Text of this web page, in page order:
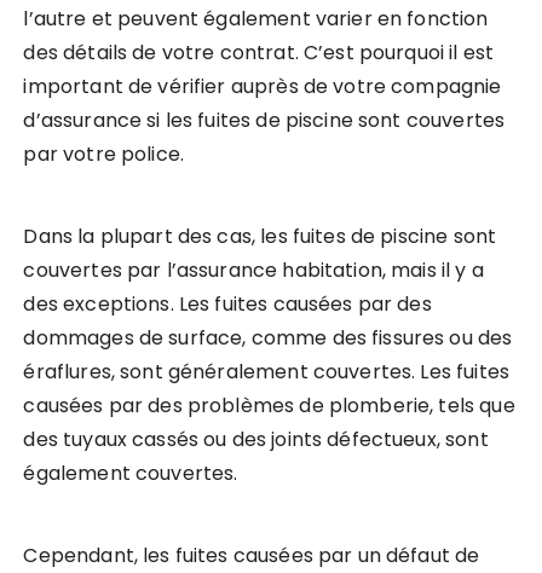
l’autre et peuvent également varier en fonction
des détails de votre contrat. C’est pourquoi il est
important de vérifier auprès de votre compagnie
d’assurance si les fuites de piscine sont couvertes
par votre police.
Dans la plupart des cas, les fuites de piscine sont
couvertes par l’assurance habitation, mais il y a
des exceptions. Les fuites causées par des
dommages de surface, comme des fissures ou des
éraflures, sont généralement couvertes. Les fuites
causées par des problèmes de plomberie, tels que
des tuyaux cassés ou des joints défectueux, sont
également couvertes.
Cependant, les fuites causées par un défaut de